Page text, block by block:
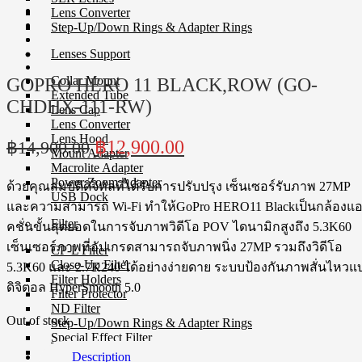
Lens Converter
Step-Up/Down Rings & Adapter Rings
Lenses Support
Collar Mount
Extended Tube
Lens Cap
Lens Converter
Lens Hood
Mount Adapter
Macrolite Adapter
Power Zoom Adapter
USB Dock
Filter
CP-L Filter
Close-Up Filter
Filter Holders
Filter Protector
ND Filter
Step-Up/Down Rings & Adapter Rings
Special Effect Filter
Square Filter
GOPRO HERO 11 BLACK,ROW (GO-
CHDHX-111-RW)
฿14,900.00 Original
price
was:
฿14,900.00.
฿12,900.00
is:
฿12,900.00.
ด้วยคุณสมบัติดิจิทัลที่ได้รับการปรับปรุง เซ็นเซอร์รับภาพ 27MP
และความสามารถ Wi-Fi ทำให้GoPro HERO11 Blackเป็นกล้องแอ
คชั่นขั้นสุดยอดในการจับภาพวิดีโอ POV ไดนามิกสูงถึง 5.3K60
เซ็นเซอร์ภาพที่อัปเกรดสามารถจับภาพนิ่ง 27MP รวมถึงวิดีโอ
5.3K60 และ 2.7K240 ได้อย่างง่ายดาย ระบบป้องกันภาพสั่นไหวแ
ดิจิตอล HyperSmooth 5.0
Out of stock
Description